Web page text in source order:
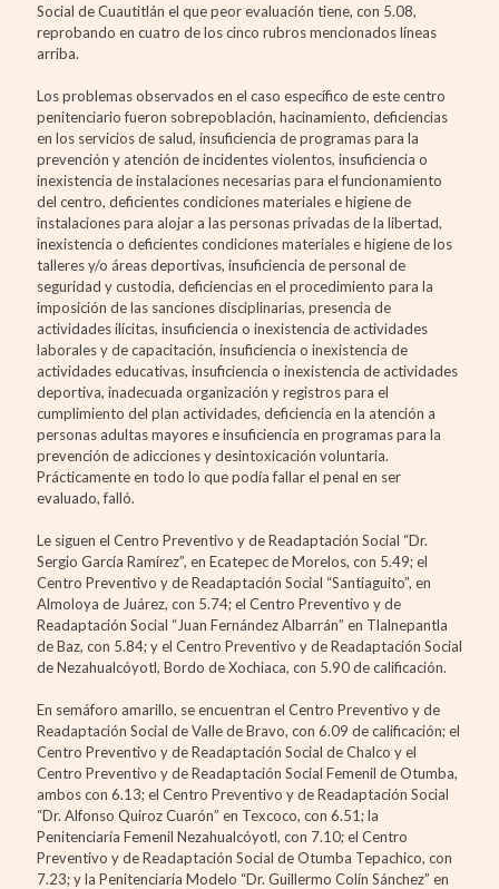
Social de Cuautitlán el que peor evaluación tiene, con 5.08,
reprobando en cuatro de los cinco rubros mencionados líneas
arriba.
Los problemas observados en el caso específico de este centro
penitenciario fueron sobrepoblación, hacinamiento, deficiencias
en los servicios de salud, insuficiencia de programas para la
prevención y atención de incidentes violentos, insuficiencia o
inexistencia de instalaciones necesarias para el funcionamiento
del centro, deficientes condiciones materiales e higiene de
instalaciones para alojar a las personas privadas de la libertad,
inexistencia o deficientes condiciones materiales e higiene de los
talleres y/o áreas deportivas, insuficiencia de personal de
seguridad y custodia, deficiencias en el procedimiento para la
imposición de las sanciones disciplinarias, presencia de
actividades ilícitas, insuficiencia o inexistencia de actividades
laborales y de capacitación, insuficiencia o inexistencia de
actividades educativas, insuficiencia o inexistencia de actividades
deportiva, inadecuada organización y registros para el
cumplimiento del plan actividades, deficiencia en la atención a
personas adultas mayores e insuficiencia en programas para la
prevención de adicciones y desintoxicación voluntaria.
Prácticamente en todo lo que podía fallar el penal en ser
evaluado, falló.
Le siguen el Centro Preventivo y de Readaptación Social “Dr.
Sergio García Ramírez”, en Ecatepec de Morelos, con 5.49; el
Centro Preventivo y de Readaptación Social “Santiaguito”, en
Almoloya de Juárez, con 5.74; el Centro Preventivo y de
Readaptación Social “Juan Fernández Albarrán” en Tlalnepantla
de Baz, con 5.84; y el Centro Preventivo y de Readaptación Social
de Nezahualcóyotl, Bordo de Xochiaca, con 5.90 de calificación.
En semáforo amarillo, se encuentran el Centro Preventivo y de
Readaptación Social de Valle de Bravo, con 6.09 de calificación; el
Centro Preventivo y de Readaptación Social de Chalco y el
Centro Preventivo y de Readaptación Social Femenil de Otumba,
ambos con 6.13; el Centro Preventivo y de Readaptación Social
“Dr. Alfonso Quiroz Cuarón” en Texcoco, con 6.51; la
Penitenciaría Femenil Nezahualcóyotl, con 7.10; el Centro
Preventivo y de Readaptación Social de Otumba Tepachico, con
7.23; y la Penitenciaría Modelo “Dr. Guillermo Colín Sánchez” en